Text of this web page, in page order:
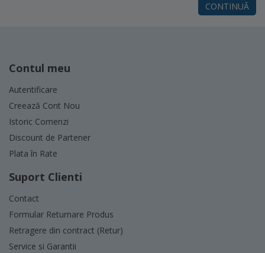
CONTINUĂ
Contul meu
Autentificare
Creează Cont Nou
Istoric Comenzi
Discount de Partener
Plata în Rate
Suport Clienti
Contact
Formular Returnare Produs
Retragere din contract (Retur)
Service si Garantii